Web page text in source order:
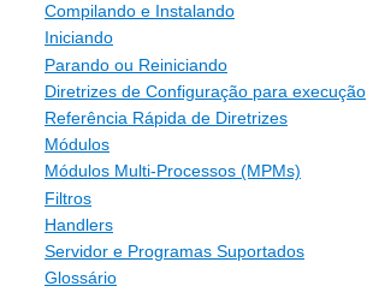
Compilando e Instalando
Iniciando
Parando ou Reiniciando
Diretrizes de Configuração para execução
Referência Rápida de Diretrizes
Módulos
Módulos Multi-Processos (MPMs)
Filtros
Handlers
Servidor e Programas Suportados
Glossário